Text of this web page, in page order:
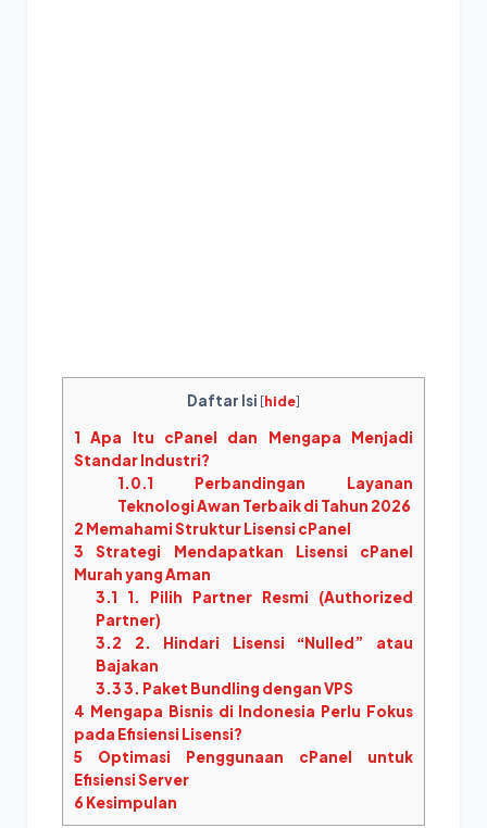
Daftar Isi [hide]
1 Apa Itu cPanel dan Mengapa Menjadi
Standar Industri?
1.0.1 Perbandingan Layanan
Teknologi Awan Terbaik di Tahun 2026
2 Memahami Struktur Lisensi cPanel
3 Strategi Mendapatkan Lisensi cPanel
Murah yang Aman
3.1 1. Pilih Partner Resmi (Authorized
Partner)
3.2 2. Hindari Lisensi “Nulled” atau
Bajakan
3.33. Paket Bundling dengan VPS
4 Mengapa Bisnis di Indonesia Perlu Fokus
pada Efisiensi Lisensi?
5 Optimasi Penggunaan cPanel untuk
Efisiensi Server
6 Kesimpulan